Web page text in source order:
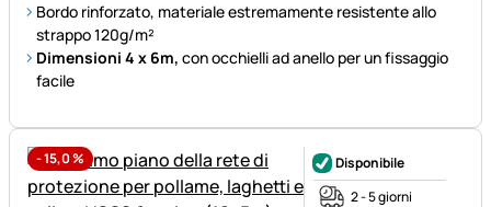
Bordo rinforzato, materiale estremamente resistente allo
strappo 120g/m²
Dimensioni 4 x 6m, con occhielli ad anello per un fissaggio
facile
-15,0%
Disponibile
2 - 5 giorni